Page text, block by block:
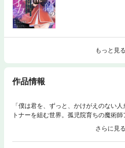
もっと見る
作品情報
「僕は君を、ずっと、かけがえのない
トナーを組む世界。孤児院育ちの魔術
結婚までの間、特級魔術師キーリー・
た。最後の任務でアザレアをかばった
まい、その夜に魔力供給のために肌を